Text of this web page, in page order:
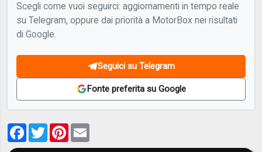
Scegli come vuoi seguirci: aggiornamenti in tempo reale
su Telegram, oppure dai priorità a MotorBox nei risultati
di Google.
Seguici su Telegram
Fonte preferita su Google
Facebook
TwitterPinterest